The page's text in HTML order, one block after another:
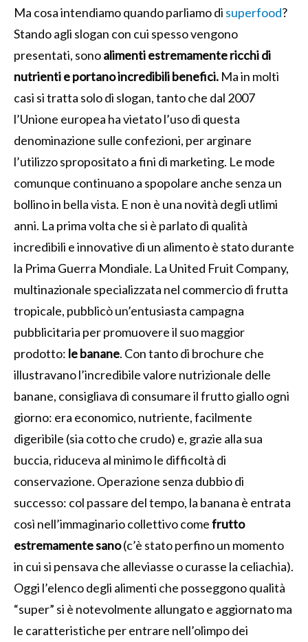
Ma cosa intendiamo quando parliamo di superfood?
Stando agli slogan con cui spesso vengono
presentati, sonoalimenti estremamente ricchi di
nutrienti e portano incredibili benefici. Ma in molti
casi si tratta solo di slogan, tanto che dal 2007
l’Unione europea ha vietato l’uso di questa
denominazione sulle confezioni, per arginare
l’utilizzo spropositato a fini di marketing. Le mode
comunque continuano a spopolare anche senza un
bollino in bella vista. E non è una novità degli utlimi
anni. La prima volta che si è parlato di qualità
incredibili e innovative di un alimento è stato durante
la Prima Guerra Mondiale. La United Fruit Company,
multinazionale specializzata nel commercio di frutta
tropicale, pubblicò un’entusiasta campagna
pubblicitaria per promuovere il suo maggior
prodotto: le banane. Con tanto di brochure che
illustravano l’incredibile valore nutrizionale delle
banane, consigliava di consumare il frutto giallo ogni
giorno: era economico, nutriente, facilmente
digeribile (sia cotto che crudo) e, grazie alla sua
buccia, riduceva al minimo le difficoltà di
conservazione. Operazione senza dubbio di
successo: col passare del tempo, la banana è entrata
così nell’immaginario collettivo comefrutto
estremamente sano(c’è stato perfino un momento
in cui si pensava che alleviasse o curasse la celiachia).
Oggi l’elenco degli alimenti che posseggono qualità
“super” si è notevolmente allungato e aggiornato ma
le caratteristiche per entrare nell’olimpo dei